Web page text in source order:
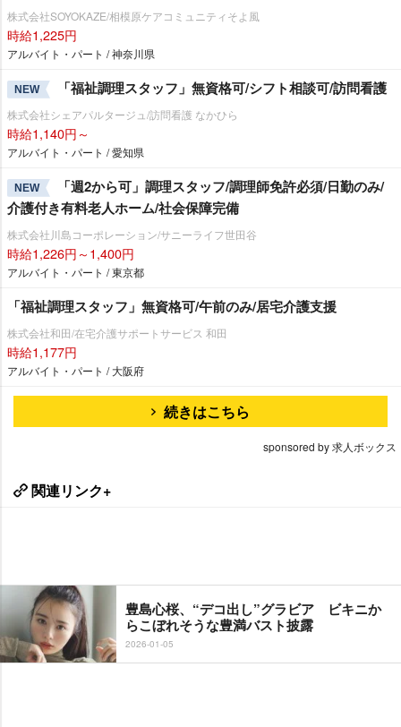
株式会社SOYOKAZE/相模原ケアコミュニティそよ風
時給1,225円
アルバイト・パート / 神奈川県
NEW 「福祉調理スタッフ」無資格可/シフト相談可/訪問看護
株式会社シェアパルタージュ/訪問看護 なかひら
時給1,140円～
アルバイト・パート / 愛知県
NEW
「週2から可」調理スタッフ/調理師免許必須/日勤のみ/
介護付き有料老人ホーム/社会保障完備
株式会社川島コーポレーション/サニーライフ世田谷
時給1,226円～1,400円
アルバイト・パート / 東京都
「福祉調理スタッフ」無資格可/午前のみ/居宅介護支援
株式会社和田/在宅介護サポートサービス 和田
時給1,177円
アルバイト・パート / 大阪府
続きはこちら
sponsored by 求人ボックス
関連リンク+
豊島心桜、“デコ出し”グラビア ビキニか
らこぼれそうな豊満バスト披露
2026-01-05